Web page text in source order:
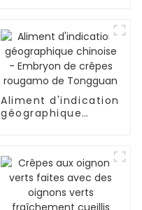
Aliment d'indication
géographique